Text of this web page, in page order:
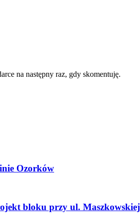
na następny raz, gdy skomentuję.
Ozorków
bloku przy ul. Maszkowskiej